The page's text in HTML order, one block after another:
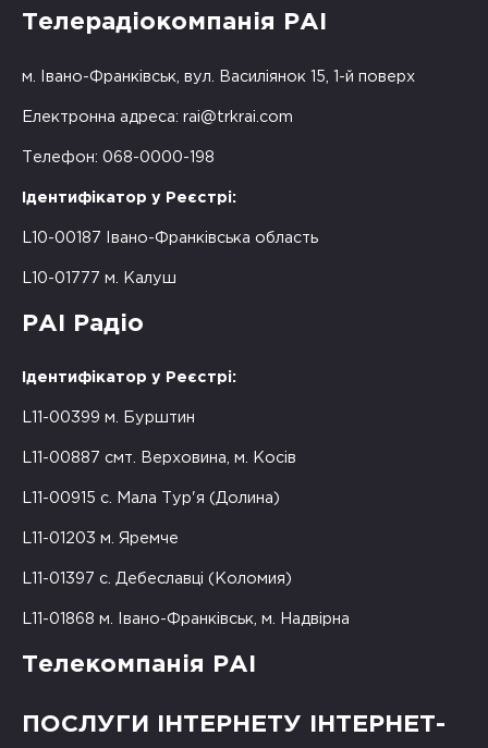
Телерадіокомпанія РАІ
м. Івано-Франківськ, вул. Василіянок 15, 1-й поверх
Електронна адреса: rai@trkrai.com
Телефон: 068-0000-198
Ідентифікатор у Реєстрі:
L10-00187 Івано-Франківська область
L10-01777 м. Калуш
РАІ Радіо
Ідентифікатор у Реєстрі:
L11-00399 м. Бурштин
L11-00887 смт. Верховина, м. Косів
L11-00915 с. Мала Тур'я (Долина)
L11-01203 м. Яремче
L11-01397 с. Дебеславці (Коломия)
L11-01868 м. Івано-Франківськ, м. Надвірна
Телекомпанія РАІ
ПОСЛУГИ ІНТЕРНЕТУ ІНТЕРНЕТ-